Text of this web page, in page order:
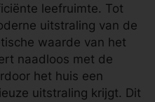
leefruimte. Tot
uitstraling van de
waarde van het
naadloos met de
het huis een
uitstraling krijgt. Dit